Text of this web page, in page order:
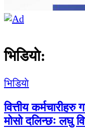
भिडियाे:
भिडियाे
वित्तीय
मोसो दलिन्छः लघु